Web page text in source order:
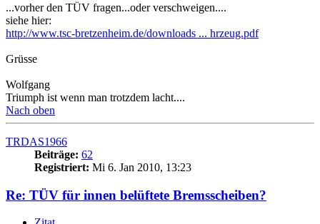
...vorher den TÜV fragen...oder verschweigen....
siehe hier:
http://www.tsc-bretzenheim.de/downloads ... hrzeug.pdf
Grüsse
Wolfgang
Triumph ist wenn man trotzdem lacht....
Nach oben
TRDAS1966
Beiträge: 62
Registriert: Mi 6. Jan 2010, 13:23
Re: TÜV für innen belüftete Bremsscheiben?